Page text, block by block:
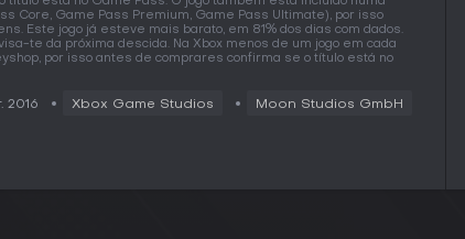
Core, Game Pass Premium, Game Pass Ultimate), por isso
Este jogo já esteve mais barato, em 81% dos dias com dados.
te da próxima descida. Na Xbox menos de um jogo em cada
por isso antes de comprares confirma se o título está no
2016 Xbox Game Studios Moon Studios GmbH